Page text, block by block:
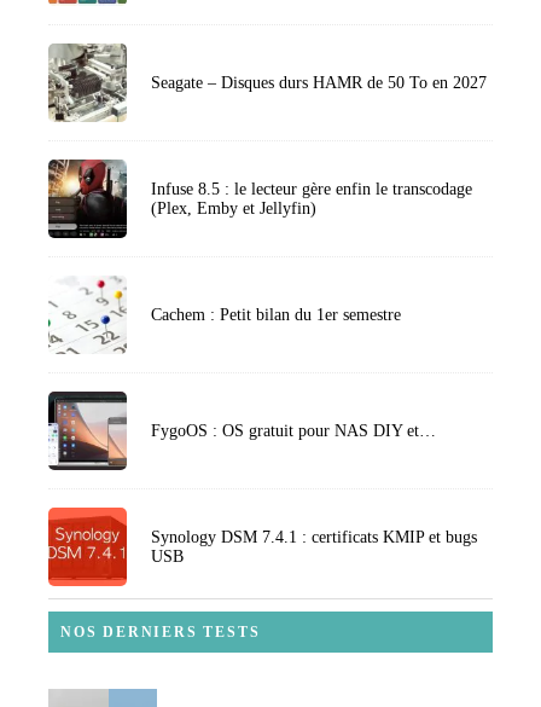
Seagate – Disques durs HAMR de 50 To en 2027
Infuse 8.5 : le lecteur gère enfin le transcodage
(Plex, Emby et Jellyfin)
Cachem : Petit bilan du 1er semestre
FygoOS : OS gratuit pour NAS DIY et…
Synology DSM 7.4.1 : certificats KMIP et bugs
USB
NOS DERNIERS TESTS